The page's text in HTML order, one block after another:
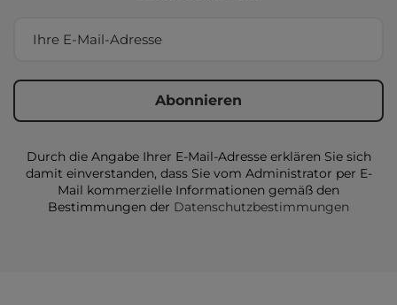
Durch die Angabe Ihrer E-Mail-Adresse erklären Sie sich
damit einverstanden, dass Sie vom Administrator per E-
Mail kommerzielle Informationen gemäß den
Bestimmungen der Datenschutzbestimmungen